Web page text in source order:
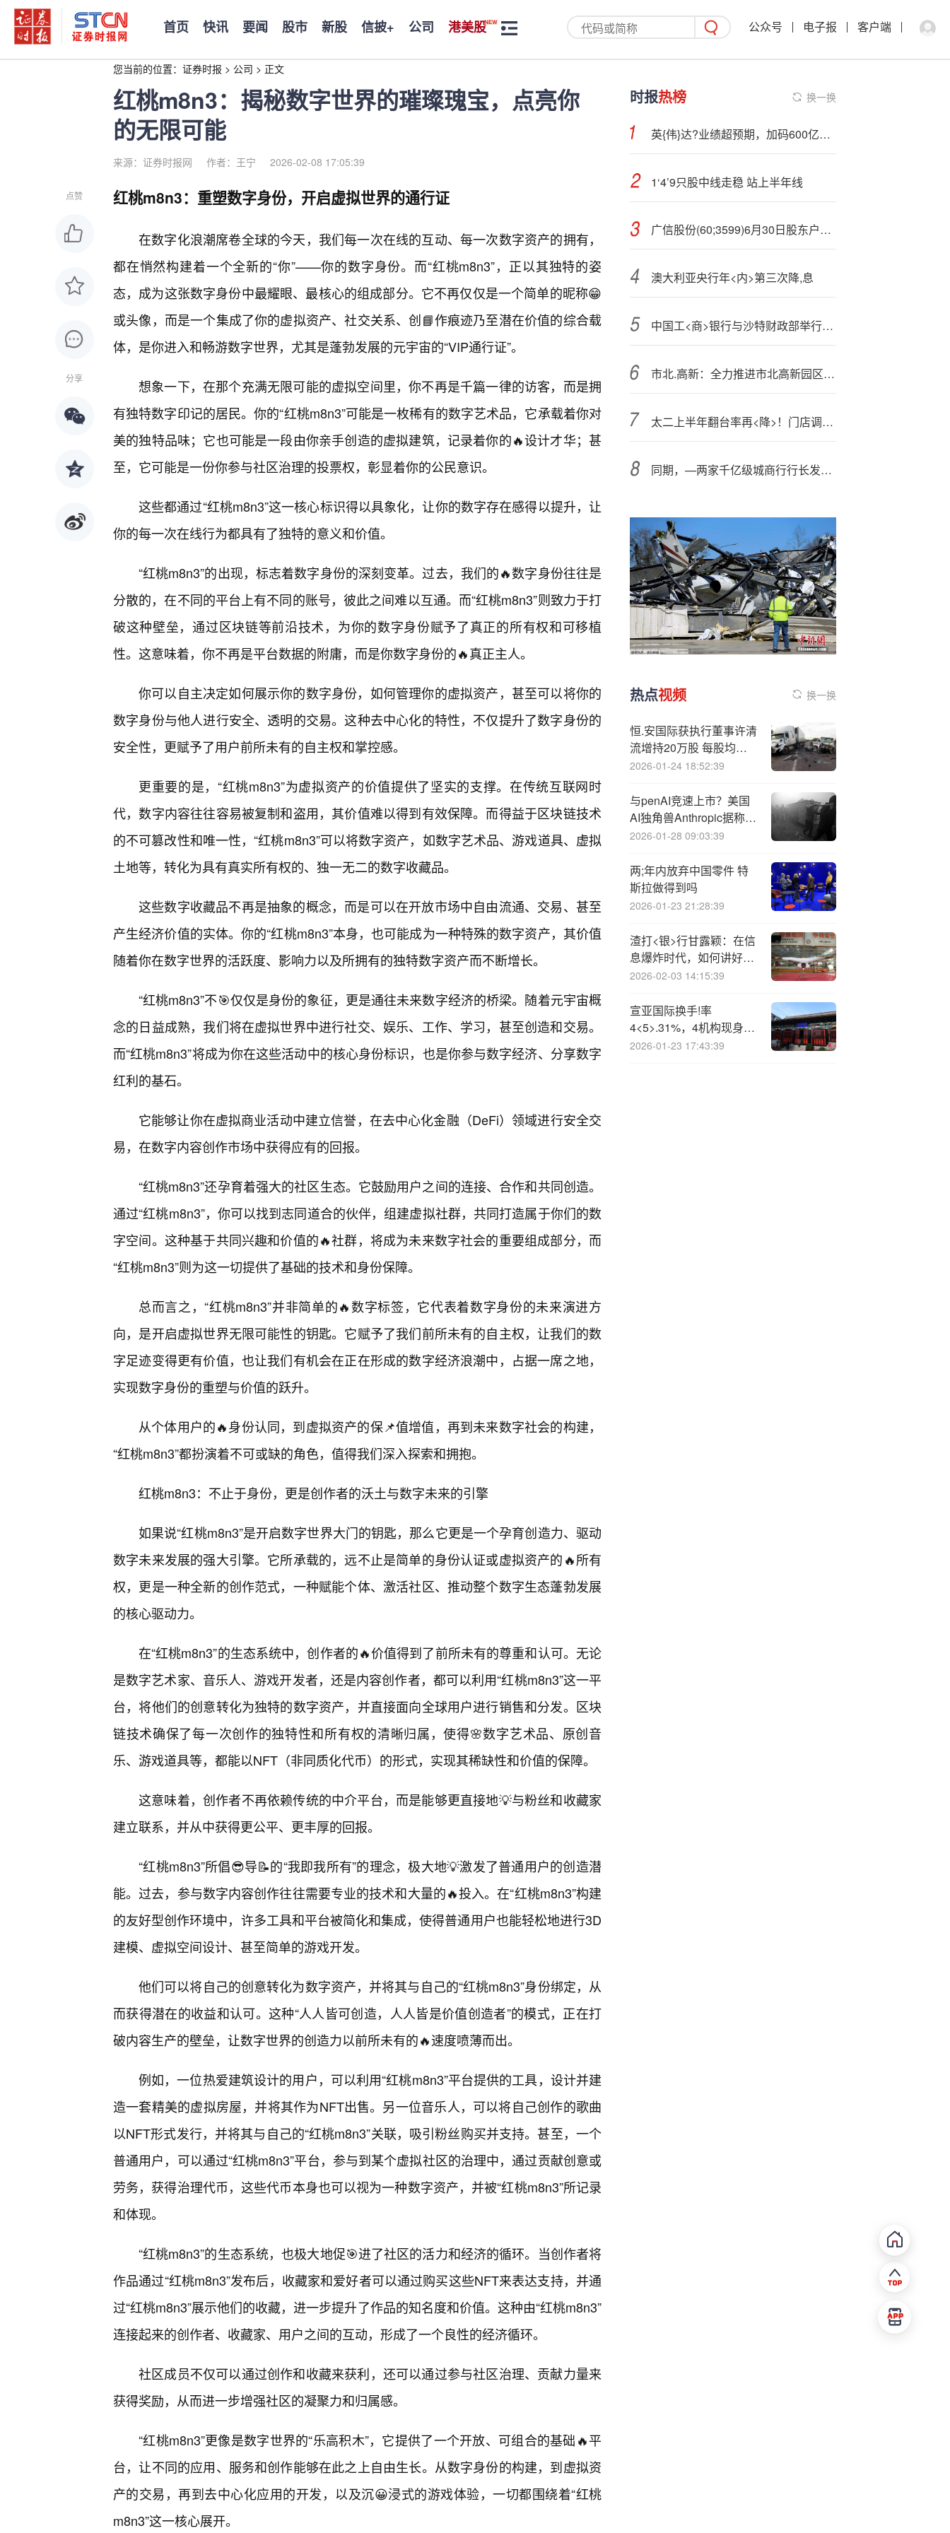
首页 快讯 要闻 股市 新股 信披+ 公司 港美股 公众号 电子报 客户端
您当前的位置： 证券时报 > 公司 > 正文
红桃m8n3：揭秘数字世界的璀璨瑰宝，点亮你
的无限可能
来源：证券时报网 作者：王宁 2026-02-08 17:05:39
点赞
分享
红桃m8n3：重塑数字身份，开启虚拟世界的通行证
在数字化浪潮席卷全球的今天，我们每一次在线的互动、每一次数字资产的拥有，
都在悄然构建着一个全新的“你”——你的数字身份。而“红桃m8n3”，正以其独特的姿
态，成为这张数字身份中最耀眼、最核心的组成部分。它不再仅仅是一个简单的昵称😁
或头像，而是一个集成了你的虚拟资产、社交关系、创📘作痕迹乃至潜在价值的综合载
体，是你进入和畅游数字世界，尤其是蓬勃发展的元宇宙的“VIP通行证”。
想象一下，在那个充满无限可能的虚拟空间里，你不再是千篇一律的访客，而是拥
有独特数字印记的居民。你的“红桃m8n3”可能是一枚稀有的数字艺术品，它承载着你对
美的独特品味；它也可能是一段由你亲手创造的虚拟建筑，记录着你的🔥设计才华；甚
至，它可能是一份你参与社区治理的投票权，彰显着你的公民意识。
这些都通过“红桃m8n3”这一核心标识得以具象化，让你的数字存在感得以提升，让
你的每一次在线行为都具有了独特的意义和价值。
“红桃m8n3”的出现，标志着数字身份的深刻变革。过去，我们的🔥数字身份往往是
分散的，在不同的平台上有不同的账号，彼此之间难以互通。而“红桃m8n3”则致力于打
破这种壁垒，通过区块链等前沿技术，为你的数字身份赋予了真正的所有权和可移植
性。这意味着，你不再是平台数据的附庸，而是你数字身份的🔥真正主人。
你可以自主决定如何展示你的数字身份，如何管理你的虚拟资产，甚至可以将你的
数字身份与他人进行安全、透明的交易。这种去中心化的特性，不仅提升了数字身份的
安全性，更赋予了用户前所未有的自主权和掌控感。
更重要的是，“红桃m8n3”为虚拟资产的价值提供了坚实的支撑。在传统互联网时
代，数字内容往往容易被复制和盗用，其价值难以得到有效保障。而得益于区块链技术
的不可篡改性和唯一性，“红桃m8n3”可以将数字资产，如数字艺术品、游戏道具、虚拟
土地等，转化为具有真实所有权的、独一无二的数字收藏品。
这些数字收藏品不再是抽象的概念，而是可以在开放市场中自由流通、交易、甚至
产生经济价值的实体。你的“红桃m8n3”本身，也可能成为一种特殊的数字资产，其价值
随着你在数字世界的活跃度、影响力以及所拥有的独特数字资产而不断增长。
“红桃m8n3”不🎯仅仅是身份的象征，更是通往未来数字经济的桥梁。随着元宇宙概
念的日益成熟，我们将在虚拟世界中进行社交、娱乐、工作、学习，甚至创造和交易。
而“红桃m8n3”将成为你在这些活动中的核心身份标识，也是你参与数字经济、分享数字
红利的基石。
它能够让你在虚拟商业活动中建立信誉，在去中心化金融（DeFi）领域进行安全交
易，在数字内容创作市场中获得应有的回报。
“红桃m8n3”还孕育着强大的社区生态。它鼓励用户之间的连接、合作和共同创造。
通过“红桃m8n3”，你可以找到志同道合的伙伴，组建虚拟社群，共同打造属于你们的数
字空间。这种基于共同兴趣和价值的🔥社群，将成为未来数字社会的重要组成部分，而
“红桃m8n3”则为这一切提供了基础的技术和身份保障。
总而言之，“红桃m8n3”并非简单的🔥数字标签，它代表着数字身份的未来演进方
向，是开启虚拟世界无限可能性的钥匙。它赋予了我们前所未有的自主权，让我们的数
字足迹变得更有价值，也让我们有机会在正在形成的数字经济浪潮中，占据一席之地，
实现数字身份的重塑与价值的跃升。
从个体用户的🔥身份认同，到虚拟资产的保📌值增值，再到未来数字社会的构建，
“红桃m8n3”都扮演着不可或缺的角色，值得我们深入探索和拥抱。
红桃m8n3：不止于身份，更是创作者的沃土与数字未来的引擎
如果说“红桃m8n3”是开启数字世界大门的钥匙，那么它更是一个孕育创造力、驱动
数字未来发展的强大引擎。它所承载的，远不止是简单的身份认证或虚拟资产的🔥所有
权，更是一种全新的创作范式，一种赋能个体、激活社区、推动整个数字生态蓬勃发展
的核心驱动力。
在“红桃m8n3”的生态系统中，创作者的🔥价值得到了前所未有的尊重和认可。无论
是数字艺术家、音乐人、游戏开发者，还是内容创作者，都可以利用“红桃m8n3”这一平
台，将他们的创意转化为独特的数字资产，并直接面向全球用户进行销售和分发。区块
链技术确保了每一次创作的独特性和所有权的清晰归属，使得🌸数字艺术品、原创音
乐、游戏道具等，都能以NFT（非同质化代币）的形式，实现其稀缺性和价值的保障。
这意味着，创作者不再依赖传统的中介平台，而是能够更直接地💡与粉丝和收藏家
建立联系，并从中获得更公平、更丰厚的回报。
“红桃m8n3”所倡😎导📝的“我即我所有”的理念，极大地💡激发了普通用户的创造潜
能。过去，参与数字内容创作往往需要专业的技术和大量的🔥投入。在“红桃m8n3”构建
的友好型创作环境中，许多工具和平台被简化和集成，使得普通用户也能轻松地进行3D
建模、虚拟空间设计、甚至简单的游戏开发。
他们可以将自己的创意转化为数字资产，并将其与自己的“红桃m8n3”身份绑定，从
而获得潜在的收益和认可。这种“人人皆可创造，人人皆是价值创造者”的模式，正在打
破内容生产的壁垒，让数字世界的创造力以前所未有的🔥速度喷薄而出。
例如，一位热爱建筑设计的用户，可以利用“红桃m8n3”平台提供的工具，设计并建
造一套精美的虚拟房屋，并将其作为NFT出售。另一位音乐人，可以将自己创作的歌曲
以NFT形式发行，并将其与自己的“红桃m8n3”关联，吸引粉丝购买并支持。甚至，一个
普通用户，可以通过“红桃m8n3”平台，参与到某个虚拟社区的治理中，通过贡献创意或
劳务，获得治理代币，这些代币本身也可以视为一种数字资产，并被“红桃m8n3”所记录
和体现。
“红桃m8n3”的生态系统，也极大地促🎯进了社区的活力和经济的循环。当创作者将
作品通过“红桃m8n3”发布后，收藏家和爱好者可以通过购买这些NFT来表达支持，并通
过“红桃m8n3”展示他们的收藏，进一步提升了作品的知名度和价值。这种由“红桃m8n3”
连接起来的创作者、收藏家、用户之间的互动，形成了一个良性的经济循环。
社区成员不仅可以通过创作和收藏来获利，还可以通过参与社区治理、贡献力量来
获得奖励，从而进一步增强社区的凝聚力和归属感。
“红桃m8n3”更像是数字世界的“乐高积木”，它提供了一个开放、可组合的基础🔥平
台，让不同的应用、服务和创作能够在此之上自由生长。从数字身份的构建，到虚拟资
产的交易，再到去中心化应用的开发，以及沉😀浸式的游戏体验，一切都围绕着“红桃
m8n3”这一核心展开。
时报热榜 换一换
英{伟}达?业绩超预期，加码600亿美元回购！盘后一度跌逾5%，黄仁勋发声：希望向中国市场销售更新的芯片
1‘4’9只股中线走稳 站上半年线
广信股份(60;3599)6月30日股东户数1.53万户，较上期减少20.11%
澳大利亚央行年<内>第三次降,息
中国工<商>银行与沙特财政部举行工<作>会谈
市北.高新：全力推进市北高新园区“都市型数字经济示范园区”建设
太二上半年翻台率再<降>！门店调改难阻九毛九业绩承压
同期，—两家千亿级城商行行长发生变化！
热点视频 换一换
恒.安国际获执行董事许清
流增持20万股 每股均价
约25.22港元
2026-01-24 18:52:39
与penAI竞速上市？美国
AI独角兽Anthropic据称最
快明年IPO
2026-01-28 09:03:39
两;年内放弃中国零件 特
斯拉做得到吗
2026-01-23 21:28:39
渣打<银>行甘露颖：在信
息爆炸时代，如何讲好真
实动人的可持续发展故事
点
2026-02-03 14:15:39
宣亚国际换手!率
4<5>.31%，4机构现身龙
虎榜
2026-01-23 17:43:39